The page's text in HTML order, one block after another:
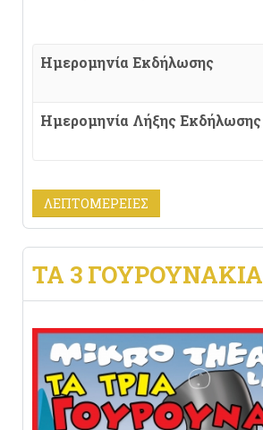
Ημερομηνία Εκδήλωσης
Ημερομηνία Λήξης Εκδήλωσης
ΛΕΠΤΟΜΈΡΕΙΕΣ
TA 3 ΓΟΥΡΟΥΝΑΚΙΑ